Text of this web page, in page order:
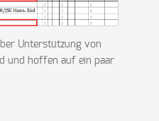
Unterstützung von
und hoffen auf ein paar